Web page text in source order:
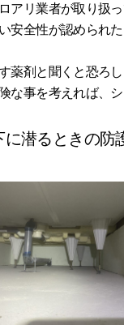
アリ業者が取り扱
安全性が認められ
薬剤と聞くと恐ろ
な事を考えれば、
に潜るときの防